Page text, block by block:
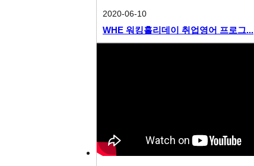
2020-06-10
WHE 워킹홀리데이 취업영어 프로그...